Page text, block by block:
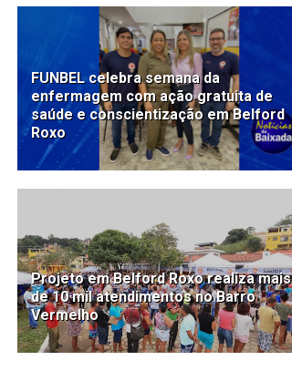
FUNBEL celebra semana da
enfermagem com ação gratuita de
saúde e conscientização em Belford
Roxo
Projeto em Belford Roxo realiza mais
de 10 mil atendimentos no Barro
Vermelho